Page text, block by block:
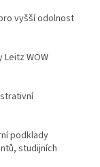
vyšší odolnost
WOW
podklady
studijních